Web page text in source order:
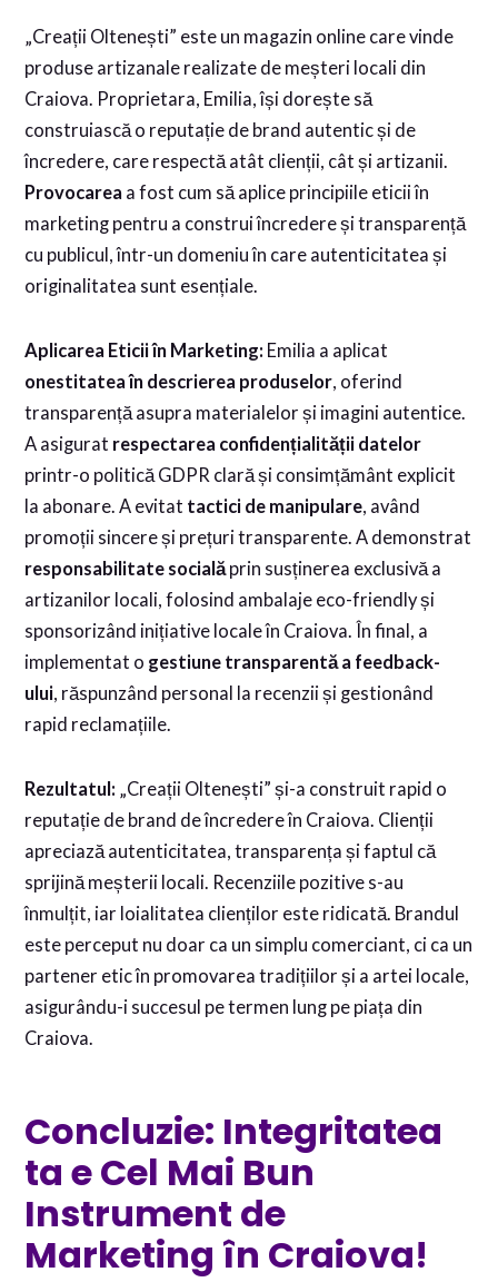
„Creații Oltenești” este un magazin online care vinde
produse artizanale realizate de meșteri locali din
Craiova. Proprietara, Emilia, își dorește să
construiască o reputație de brand autentic și de
încredere, care respectă atât clienții, cât și artizanii.
Provocarea a fost cum să aplice principiile eticii în
marketing pentru a construi încredere și transparență
cu publicul, într-un domeniu în care autenticitatea și
originalitatea sunt esențiale.
Aplicarea Eticii în Marketing: Emilia a aplicat
onestitatea în descrierea produselor, oferind
transparență asupra materialelor și imagini autentice.
A asigurat respectarea confidențialității datelor
printr-o politică GDPR clară și consimțământ explicit
la abonare. A evitat tactici de manipulare, având
promoții sincere și prețuri transparente. A demonstrat
responsabilitate socialăprin susținerea exclusivă a
artizanilor locali, folosind ambalaje eco-friendly și
sponsorizând inițiative locale în Craiova. În final, a
implementat o gestiune transparentă a feedback-
ului, răspunzând personal la recenzii și gestionând
rapid reclamațiile.
Rezultatul: „Creații Oltenești” și-a construit rapid o
reputație de brand de încredere în Craiova. Clienții
apreciază autenticitatea, transparența și faptul că
sprijină meșterii locali. Recenziile pozitive s-au
înmulțit, iar loialitatea clienților este ridicată. Brandul
este perceput nu doar ca un simplu comerciant, ci ca un
partener etic în promovarea tradițiilor și a artei locale,
asigurându-i succesul pe termen lung pe piața din
Craiova.
Concluzie: Integritatea
ta e Cel Mai Bun
Instrument de
Marketing în Craiova!